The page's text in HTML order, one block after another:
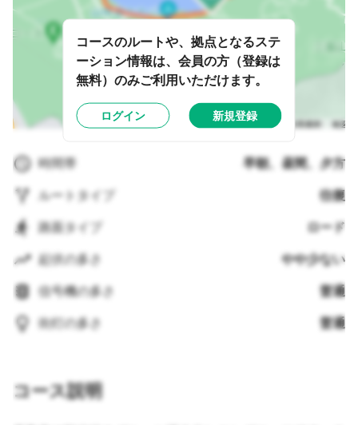
時間帯 早朝、昼間、夕方
ルートタイプ 往復
路面タイプ ロード
起伏の多さ やや少ない
信号機の多さ 普通
街灯の多さ 普通
コース説明
コースのルートや、拠点となるステ
ーション情報は、会員の方（登録は
無料）のみご利用いただけます。
ログイン 新規登録